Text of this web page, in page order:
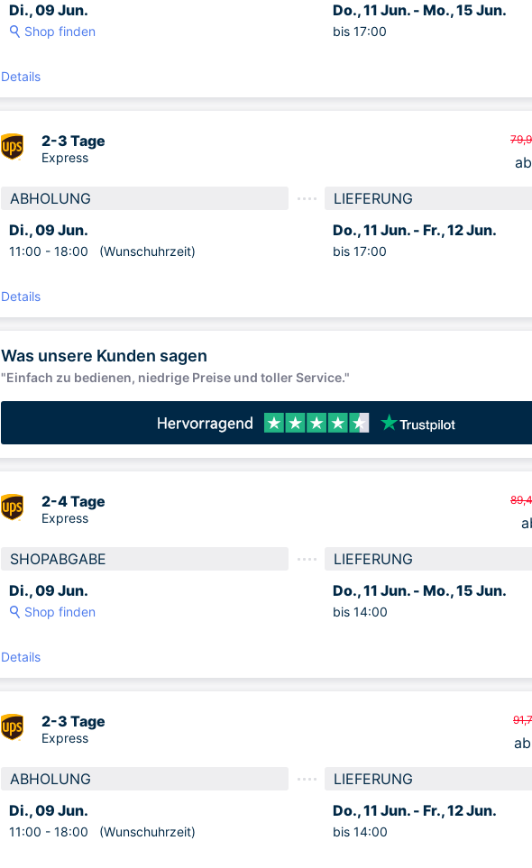
Di., 09 Jun.
Shop finden
Do., 11 Jun. - Mo., 15 Jun.
bis 17:00
Details
2-3 Tage
Express
ABHOLUNG
Di., 09 Jun.
11:00 - 18:00 (Wunschuhrzeit)
LIEFERUNG
Do., 11 Jun. - Fr., 12 Jun.
bis 17:00
Details
ab
Was unsere Kunden sagen
"Einfach zu bedienen, niedrige Preise und toller Service."
2-4 Tage
Express
SHOPABGABE
Di., 09 Jun.
Shop finden
LIEFERUNG
Do., 11 Jun. - Mo., 15 Jun.
bis 14:00
Details
2-3 Tage
Express
ABHOLUNG
Di., 09 Jun.
11:00 - 18:00 (Wunschuhrzeit)
LIEFERUNG
Do., 11 Jun. - Fr., 12 Jun.
bis 14:00
ab